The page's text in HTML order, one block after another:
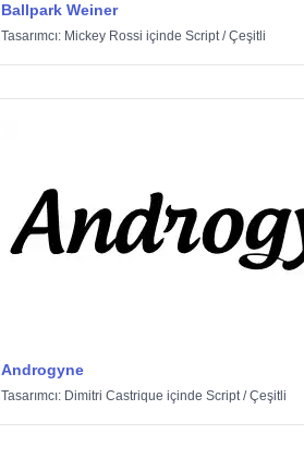
Ballpark Weiner
Tasarımcı: Mickey Rossi içinde Script/Çeşitli
Androgyne
Tasarımcı: Dimitri Castrique içinde Script/Çeşitli